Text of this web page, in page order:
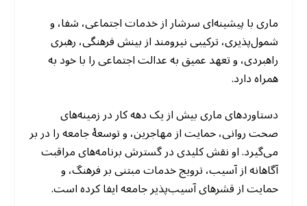
ماری با پیشینه‌ای سرشار از خدمات اجتماعی، شفا، و
شمول‌پذیری، ترکیبی نیرومند از بینش فرهنگی، رهبری
راهبردی، و تعهد عمیق به عدالت اجتماعی را با خود به
همراه دارد.
دستاوردهای ماری بیش از یک دهه کار در زمینه‌های
صحت روانی، حمایت از مهاجرین، و توسعهٔ جامعه را در بر
می‌گیرد. او نقش کلیدی در گسترش برنامه‌های مراقبت
آگاهانه از آسیب، ترویج خدمات مبتنی بر فرهنگ، و
حمایت از قشرهای آسیب‌پذیر جامعه ایفا کرده است.